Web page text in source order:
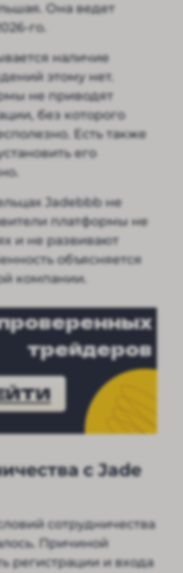
Она ведет
го.
наличие
этому нет.
не приводят
без которого
Есть также
его
Jadebbb не
платформы не
и не развивают
объясняется
компании.
трейдеров
с Jade
сотрудничества
Причиной
регистрации и входа